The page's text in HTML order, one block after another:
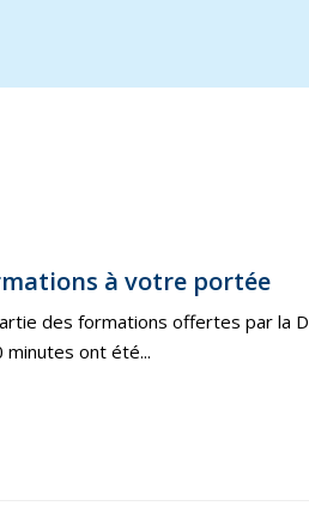
à votre portée
des formations offertes par la
minutes ont été...